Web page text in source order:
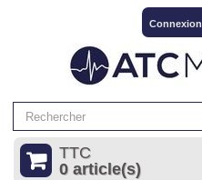
Connexion
TTC
0 article(s)